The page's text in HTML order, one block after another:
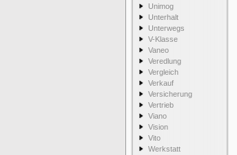
Unimog
Unterhalt
Unterwegs
V-Klasse
Vaneo
Veredlung
Vergleich
Verkauf
Versicherung
Vertrieb
Viano
Vision
Vito
Werkstatt